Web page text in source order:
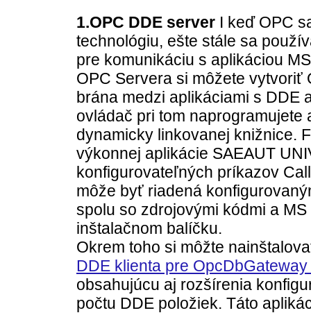
1.OPC DDE server I keď OPC
technológiu, ešte stále sa
pre komunikáciu s aplikáciou
OPC Servera si môžete vytvoriť
brána medzi aplikáciami s DDE
ovládač pri tom naprogramujete
dynamicky linkovanej knižnice.
výkonnej aplikácie SAEAUT
konfigurovateľných príkazov
môže byť riadená
spolu so zdrojovými kódmi a
inštalačnom balíčku.
Okrem toho si môžte
DDE klienta pre
obsahujúcu aj rozšírenia
počtu DDE položiek. Táto